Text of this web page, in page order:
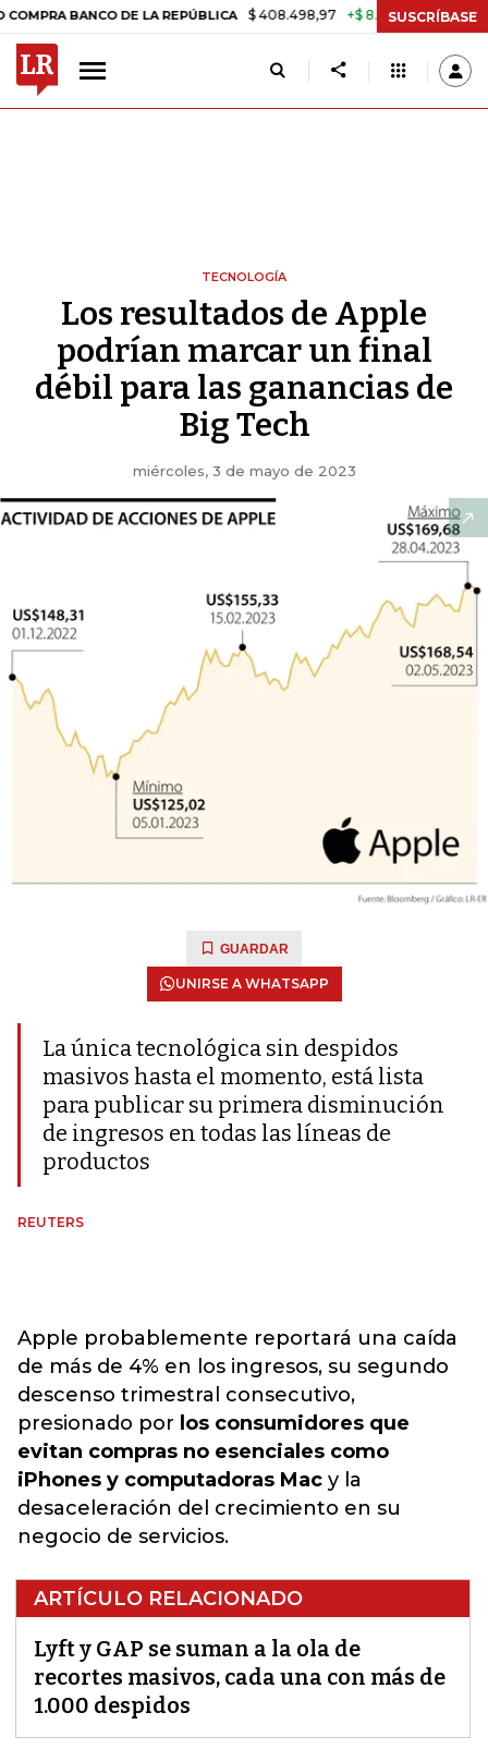
BANCO DE LA REPÚBLICA $ 408.498,97 +$ 8.753,81 +2,19% TASA
SUSCRÍBASE
TECNOLOGÍA
Los resultados de Apple
podrían marcar un final
débil para las ganancias de
Big Tech
miércoles, 3 de mayo de 2023
GUARDAR
UNIRSE A WHATSAPP
La única tecnológica sin despidos
masivos hasta el momento, está lista
para publicar su primera disminución
de ingresos en todas las líneas de
productos
REUTERS
Apple probablemente reportará una caída
de más de 4% en los ingresos, su segundo
descenso trimestral consecutivo,
presionado por los consumidores que
evitan compras no esenciales como
iPhones y computadoras Mac y la
desaceleración del crecimiento en su
negocio de servicios.
ARTÍCULO RELACIONADO
Lyft y GAP se suman a la ola de
recortes masivos, cada una con más de
1.000 despidos